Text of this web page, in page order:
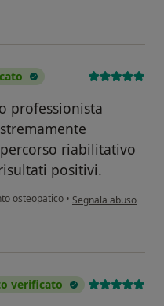
professionista
riabilitativo
positivi.
osteopatico • secondo l'opinione
Segnala abuso
verificato